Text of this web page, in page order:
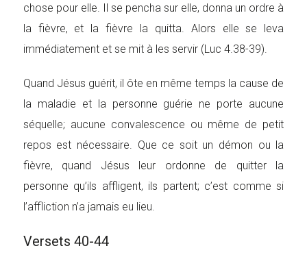
chose pour elle. Il se pencha sur elle, donna un ordre à
la fièvre, et la fièvre la quitta. Alors elle se leva
immédiatement et se mit à les servir (Luc 4.38-39).
Quand Jésus guérit, il ôte en même temps la cause de
la maladie et la personne guérie ne porte aucune
séquelle; aucune convalescence ou même de petit
repos est nécessaire. Que ce soit un démon ou la
fièvre, quand Jésus leur ordonne de quitter la
personne qu’ils affligent, ils partent; c’est comme si
l’affliction n’a jamais eu lieu.
Versets 40-44